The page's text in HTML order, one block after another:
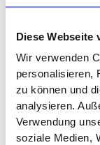
Diese Webseite
Wir verwenden
personalisieren,
zu können und
analysieren.
Verwendung
soziale Medien,
Detailtreue
feinste
anderen
Oberfläche: Die
Oberflächen im